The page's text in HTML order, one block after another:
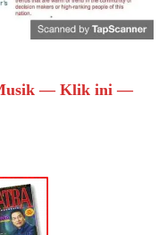
Musik — Klik ini —